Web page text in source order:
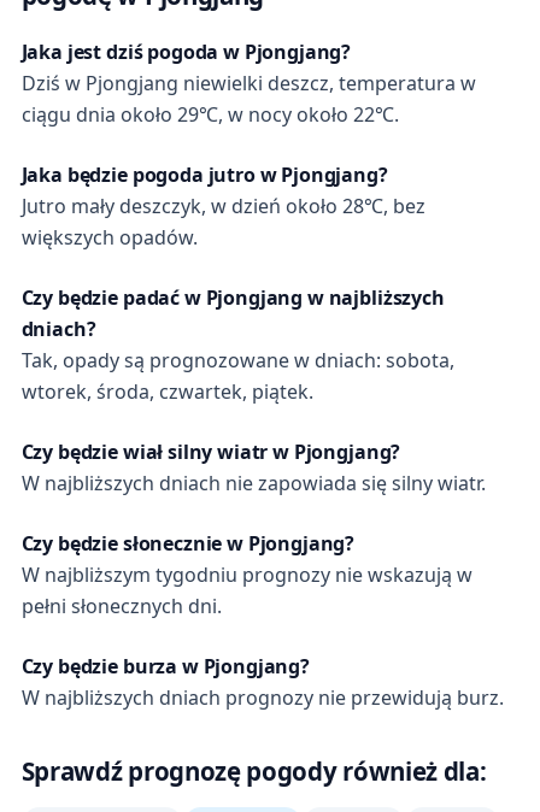
Jaka jest dziś pogoda w Pjongjang?
Dziś w Pjongjang niewielki deszcz, temperatura w
ciągu dnia około 29℃, w nocy około 22℃.
Jaka będzie pogoda jutro w Pjongjang?
Jutro mały deszczyk, w dzień około 28℃, bez
większych opadów.
Czy będzie padać w Pjongjang w najbliższych
dniach?
Tak, opady są prognozowane w dniach: sobota,
wtorek, środa, czwartek, piątek.
Czy będzie wiał silny wiatr w Pjongjang?
W najbliższych dniach nie zapowiada się silny wiatr.
Czy będzie słonecznie w Pjongjang?
W najbliższym tygodniu prognozy nie wskazują w
pełni słonecznych dni.
Czy będzie burza w Pjongjang?
W najbliższych dniach prognozy nie przewidują burz.
Sprawdź prognozę pogody również dla: